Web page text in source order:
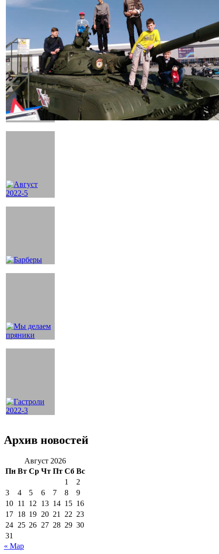
Архив новостей
Август 2026
Пн Вт Ср Чт Пт Сб Вс
1
2
3
4 5 6 7 8
9
10 11 12 13 14 15 16
17 18 19 20 21 22 23
24 25 26 27 28 29 30
31
« Мар